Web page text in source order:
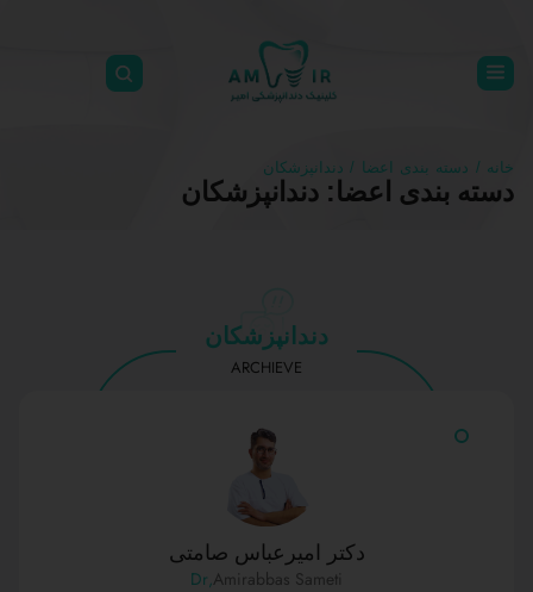
خانه / دسته بندی اعضا / دندانپزشکان
دسته بندی اعضا: دندانپزشکان
دندانپزشکان
ARCHIEVE
دکتر امیرعباس صامتی
Amirabbas Sameti
,Dr